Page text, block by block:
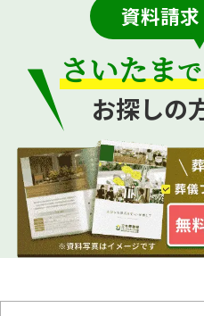
資料請
さいたま
お探しの